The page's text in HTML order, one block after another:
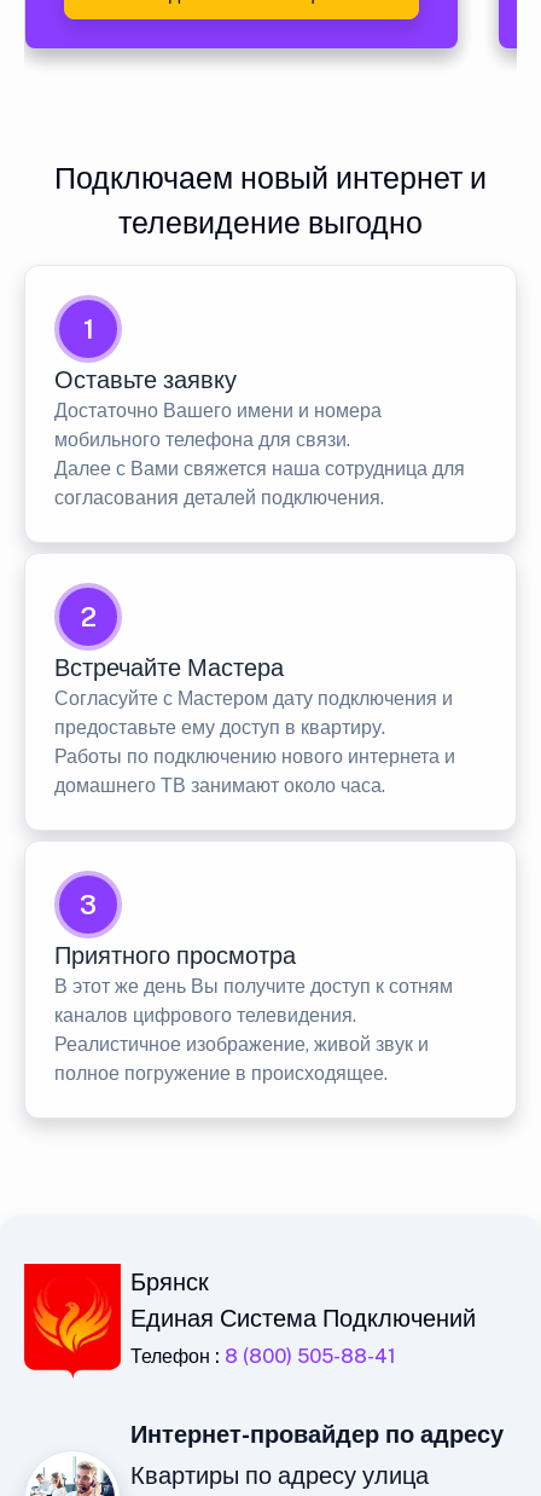
Подключаем новый интернет и
телевидение выгодно
1
Оставьте заявку
Достаточно Вашего имени и номера
мобильного телефона для связи.
Далее с Вами свяжется наша сотрудница для
согласования деталей подключения.
2
Встречайте Мастера
Согласуйте с Мастером дату подключения и
предоставьте ему доступ в квартиру.
Работы по подключению нового интернета и
домашнего ТВ занимают около часа.
3
Приятного просмотра
В этот же день Вы получите доступ к сотням
каналов цифрового телевидения.
Реалистичное изображение, живой звук и
полное погружение в происходящее.
Брянск
Единая Система Подключений
Телефон : 8 (800) 505-88-41
Интернет-провайдер по адресу
Квартиры по адресу улица